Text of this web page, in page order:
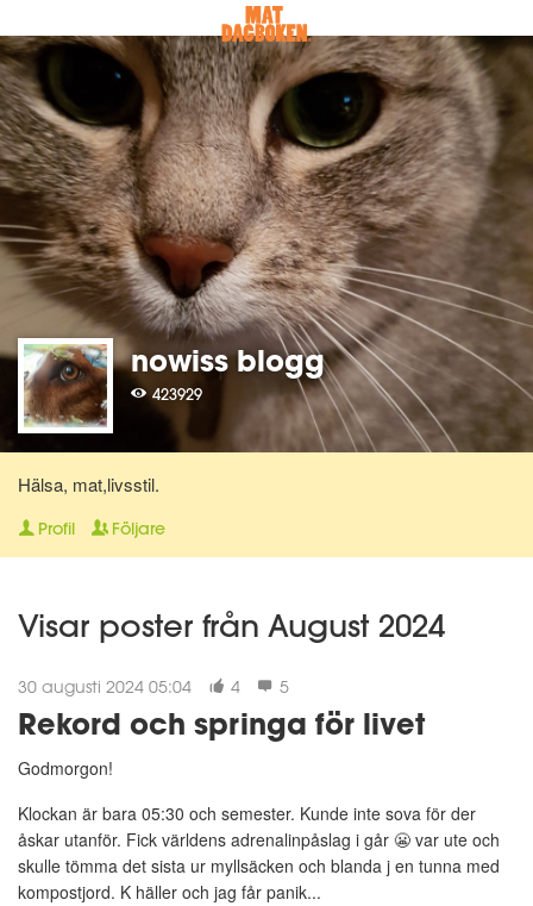
nowiss blogg
423929
Hälsa, mat,livsstil.
Profil Följare
Visar poster från August 2024
30 augusti 2024 05:04 4 5
Rekord och springa för livet
Godmorgon!
Klockan är bara 05:30 och semester. Kunde inte sova för der
åskar utanför. Fick världens adrenalinpåslag i går 😬 var ute och
skulle tömma det sista ur myllsäcken och blanda j en tunna med
kompostjord. K häller och jag får panik...